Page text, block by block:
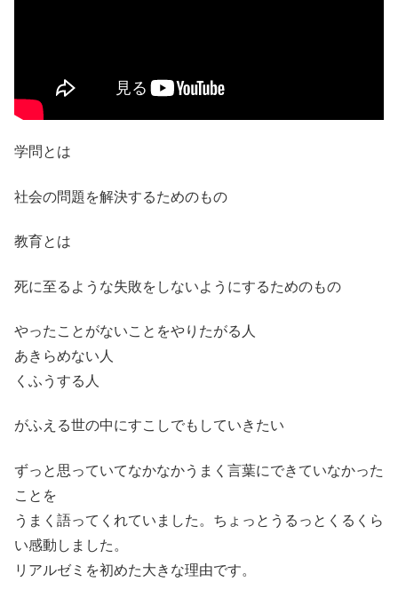
学問とは
社会の問題を解決するためのもの
教育とは
死に至るような失敗をしないようにするためのもの
やったことがないことをやりたがる人
あきらめない人
くふうする人
がふえる世の中にすこしでもしていきたい
ずっと思っていてなかなかうまく言葉にできていなかった
ことを
うまく語ってくれていました。ちょっとうるっとくるくら
い感動しました。
リアルゼミを初めた大きな理由です。